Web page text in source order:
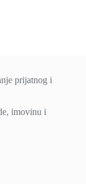
prijatnog i
imovinu i